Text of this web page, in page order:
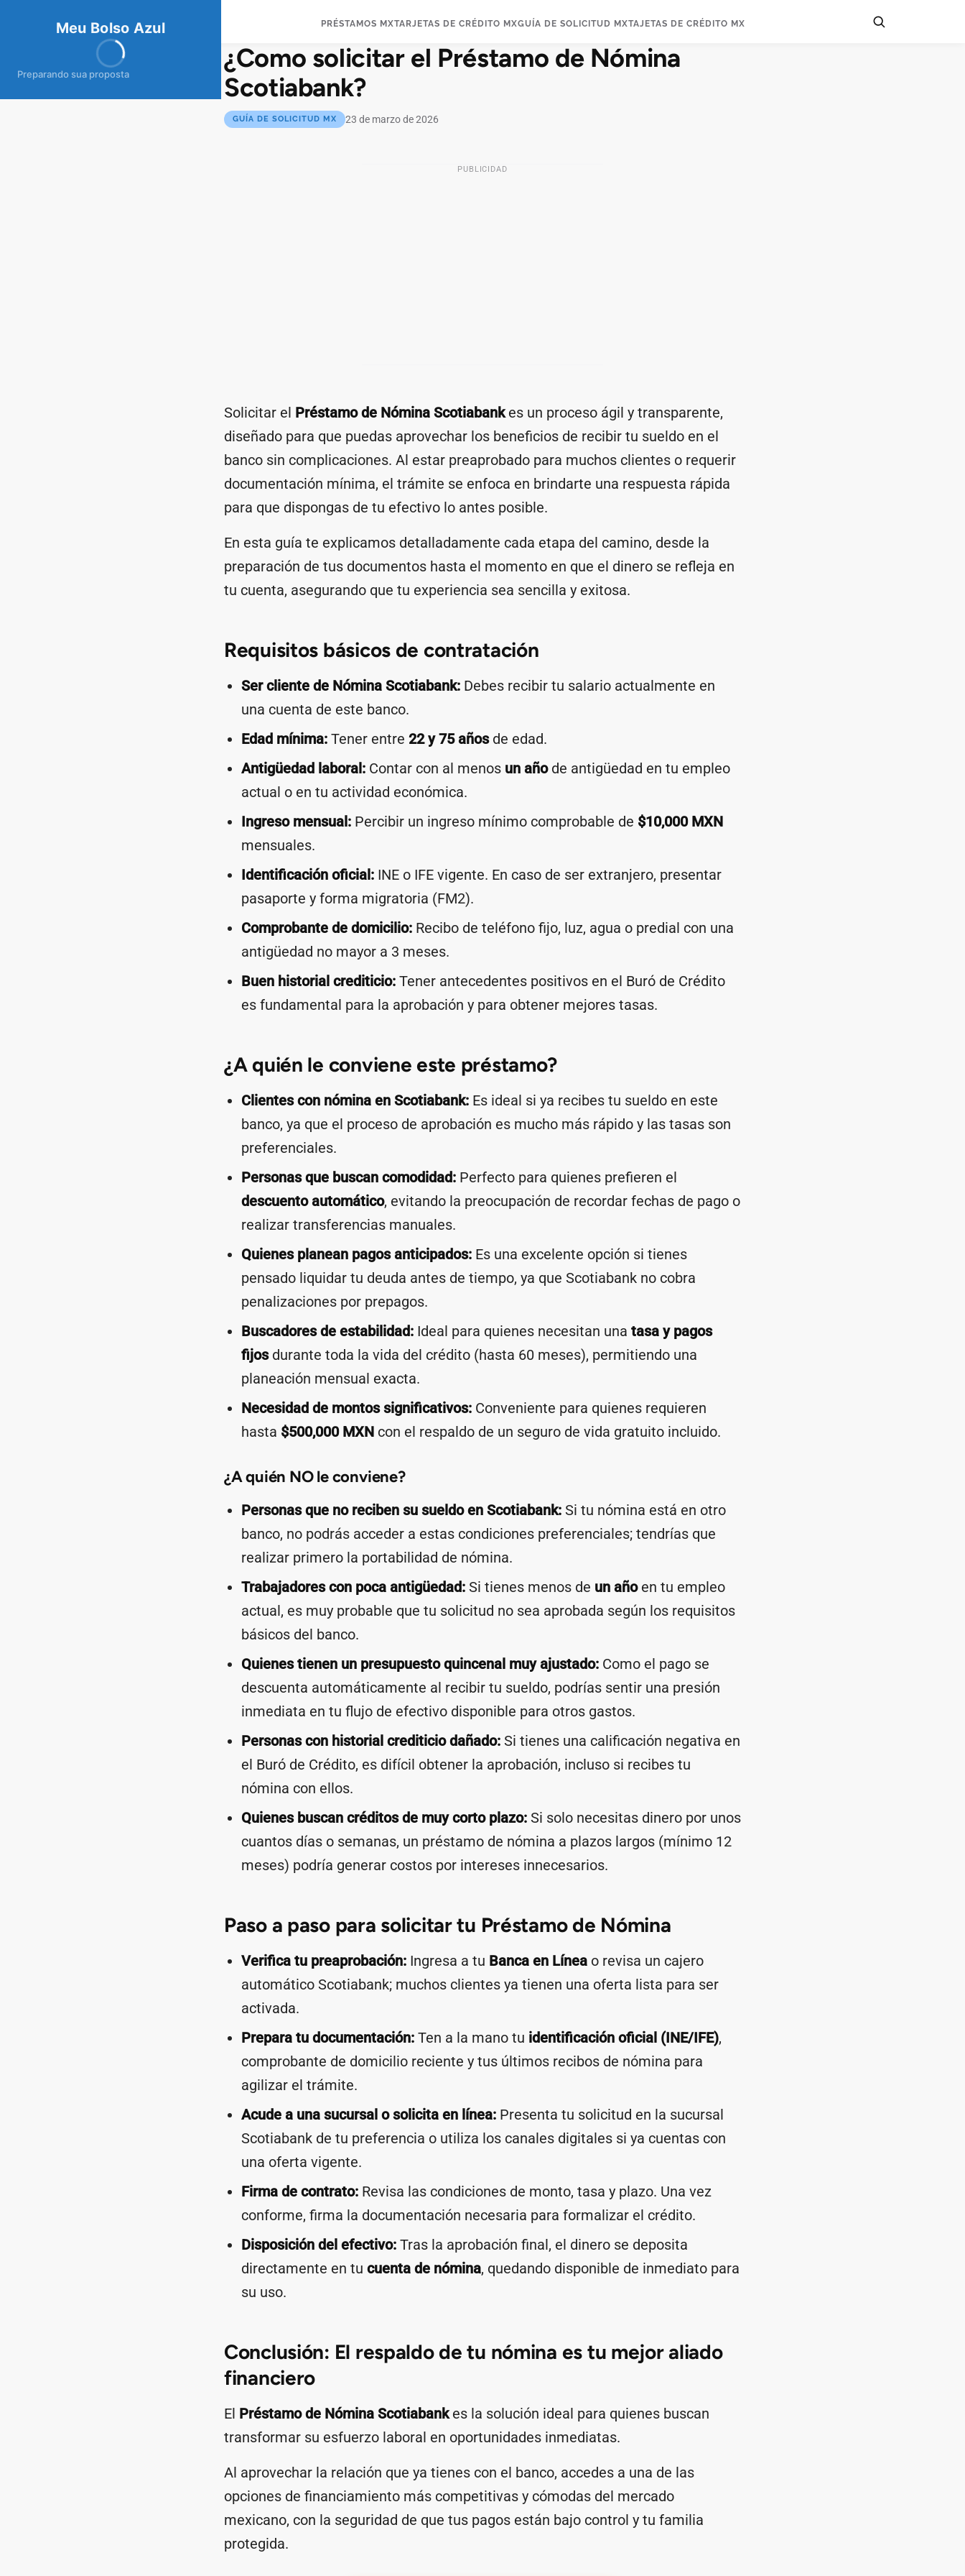
Meu Bolso Azul
Preparando sua proposta
meubolsoAz PRÉSTAMOS MXTARJETAS DE CRÉDITO MXGUÍA DE SOLICITUD MXTAJETAS DE CRÉDITO MX
¿Como solicitar el Préstamo de Nómina
Scotiabank?
GUÍA DE SOLICITUD MX 23 de marzo de 2026
PUBLICIDAD
Solicitar el Préstamo de Nómina Scotiabankes un proceso ágil y transparente,
diseñado para que puedas aprovechar los beneficios de recibir tu sueldo en el
banco sin complicaciones. Al estar preaprobado para muchos clientes o requerir
documentación mínima, el trámite se enfoca en brindarte una respuesta rápida
para que dispongas de tu efectivo lo antes posible.
En esta guía te explicamos detalladamente cada etapa del camino, desde la
preparación de tus documentos hasta el momento en que el dinero se refleja en
tu cuenta, asegurando que tu experiencia sea sencilla y exitosa.
Requisitos básicos de contratación
Ser cliente de Nómina Scotiabank: Debes recibir tu salario actualmente en
una cuenta de este banco.
Edad mínima: Tener entre 22 y 75 añosde edad.
Antigüedad laboral: Contar con al menos un añode antigüedad en tu empleo
actual o en tu actividad económica.
Ingreso mensual: Percibir un ingreso mínimo comprobable de $10,000 MXN
mensuales.
Identificación oficial: INE o IFE vigente. En caso de ser extranjero, presentar
pasaporte y forma migratoria (FM2).
Comprobante de domicilio: Recibo de teléfono fijo, luz, agua o predial con una
antigüedad no mayor a 3 meses.
Buen historial crediticio: Tener antecedentes positivos en el Buró de Crédito
es fundamental para la aprobación y para obtener mejores tasas.
¿A quién le conviene este préstamo?
Clientes con nómina en Scotiabank: Es ideal si ya recibes tu sueldo en este
banco, ya que el proceso de aprobación es mucho más rápido y las tasas son
preferenciales.
Personas que buscan comodidad: Perfecto para quienes prefieren el
descuento automático, evitando la preocupación de recordar fechas de pago o
realizar transferencias manuales.
Quienes planean pagos anticipados: Es una excelente opción si tienes
pensado liquidar tu deuda antes de tiempo, ya que Scotiabank no cobra
penalizaciones por prepagos.
Buscadores de estabilidad: Ideal para quienes necesitan una tasa y pagos
fijosdurante toda la vida del crédito (hasta 60 meses), permitiendo una
planeación mensual exacta.
Necesidad de montos significativos: Conveniente para quienes requieren
hasta $500,000 MXN con el respaldo de un seguro de vida gratuito incluido.
¿A quién NO le conviene?
Personas que no reciben su sueldo en Scotiabank: Si tu nómina está en otro
banco, no podrás acceder a estas condiciones preferenciales; tendrías que
realizar primero la portabilidad de nómina.
Trabajadores con poca antigüedad: Si tienes menos de un añoen tu empleo
actual, es muy probable que tu solicitud no sea aprobada según los requisitos
básicos del banco.
Quienes tienen un presupuesto quincenal muy ajustado: Como el pago se
descuenta automáticamente al recibir tu sueldo, podrías sentir una presión
inmediata en tu flujo de efectivo disponible para otros gastos.
Personas con historial crediticio dañado: Si tienes una calificación negativa en
el Buró de Crédito, es difícil obtener la aprobación, incluso si recibes tu
nómina con ellos.
Quienes buscan créditos de muy corto plazo: Si solo necesitas dinero por unos
cuantos días o semanas, un préstamo de nómina a plazos largos (mínimo 12
meses) podría generar costos por intereses innecesarios.
Paso a paso para solicitar tu Préstamo de Nómina
Verifica tu preaprobación: Ingresa a tu Banca en Línea o revisa un cajero
automático Scotiabank; muchos clientes ya tienen una oferta lista para ser
activada.
Prepara tu documentación: Ten a la mano tu identificación oficial (INE/IFE),
comprobante de domicilio reciente y tus últimos recibos de nómina para
agilizar el trámite.
Acude a una sucursal o solicita en línea: Presenta tu solicitud en la sucursal
Scotiabank de tu preferencia o utiliza los canales digitales si ya cuentas con
una oferta vigente.
Firma de contrato: Revisa las condiciones de monto, tasa y plazo. Una vez
conforme, firma la documentación necesaria para formalizar el crédito.
Disposición del efectivo: Tras la aprobación final, el dinero se deposita
directamente en tu cuenta de nómina, quedando disponible de inmediato para
su uso.
Conclusión: El respaldo de tu nómina es tu mejor aliado
financiero
El Préstamo de Nómina Scotiabankes la solución ideal para quienes buscan
transformar su esfuerzo laboral en oportunidades inmediatas.
Al aprovechar la relación que ya tienes con el banco, accedes a una de las
opciones de financiamiento más competitivas y cómodas del mercado
mexicano, con la seguridad de que tus pagos están bajo control y tu familia
protegida.